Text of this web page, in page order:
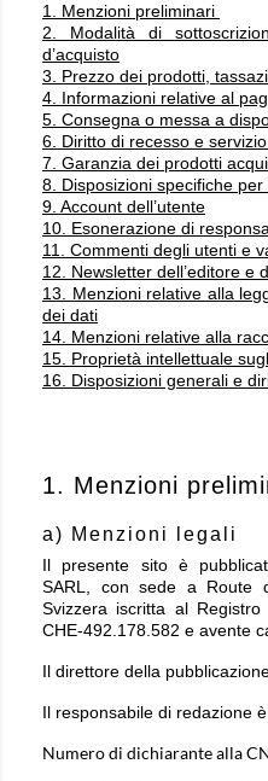
1. Menzioni preliminari
2. Modalità di
d’acquisto
3. Prezzo dei prodotti,
4. Informazioni relative al
5. Consegna o messa a
6. Diritto di recesso e
7. Garanzia dei prodotti
8. Disposizioni specifiche
9. Account dell’utente
10. Esonerazione di
11. Commenti degli utenti e
12. Newsletter dell’editore e
13. Menzioni relative alla
dei dati
14. Menzioni relative alla
15. Proprietà intellettuale
16. Disposizioni generali e
1. Menzioni
a) Menzioni legali
Il presente sito è
SARL, con sede a Route
Svizzera iscritta al
CHE-492.178.582 e avente
Il direttore della
Il responsabile di redazione è
Numero di dichiarante alla